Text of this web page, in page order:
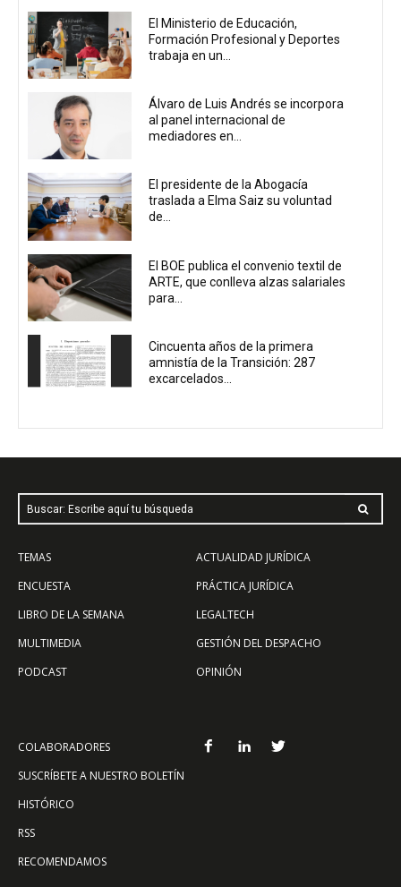
El Ministerio de Educación,
Formación Profesional y Deportes
trabaja en un...
Álvaro de Luis Andrés se incorpora
al panel internacional de
mediadores en...
El presidente de la Abogacía
traslada a Elma Saiz su voluntad
de...
El BOE publica el convenio textil de
ARTE, que conlleva alzas salariales
para...
Cincuenta años de la primera
amnistía de la Transición: 287
excarcelados...
Buscar: Escribe aquí tu búsqueda
TEMAS
ENCUESTA
LIBRO DE LA SEMANA
MULTIMEDIA
PODCAST
ACTUALIDAD JURÍDICA
PRÁCTICA JURÍDICA
LEGALTECH
GESTIÓN DEL DESPACHO
OPINIÓN
COLABORADORES
SUSCRÍBETE A NUESTRO BOLETÍN
HISTÓRICO
RSS
RECOMENDAMOS